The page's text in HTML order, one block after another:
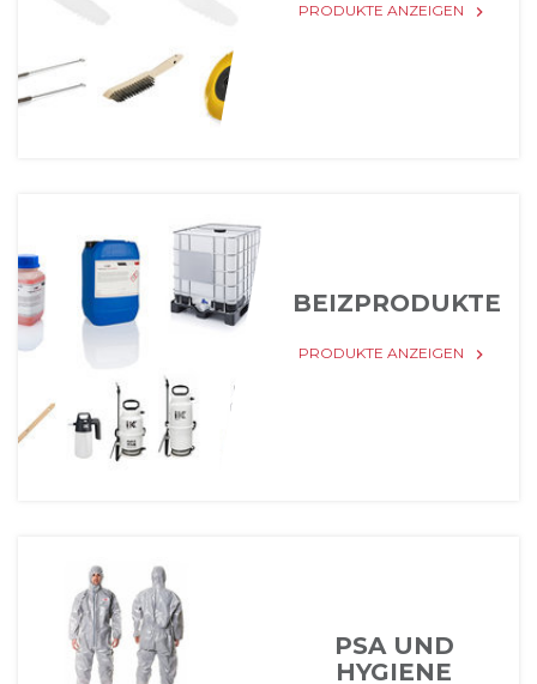
PRODUKTE ANZEIGEN keyboard_arrow_right
BEIZPRODUKTE
PRODUKTE ANZEIGEN keyboard_arrow_right
PSA UND
HYGIENE